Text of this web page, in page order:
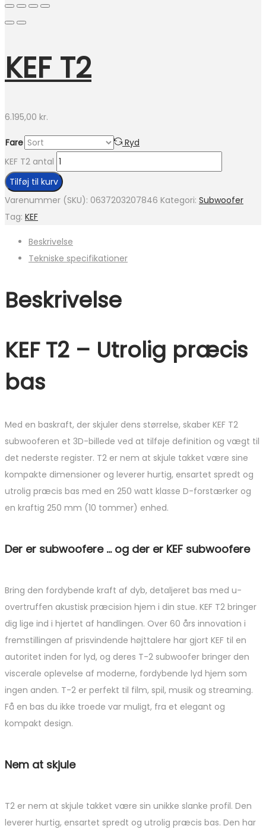
KEF T2
6.195,00 kr.
Fare
Ryd
KEF T2 antal
Tilføj til kurv
Varenummer (SKU): 0637203207846 Kategori: Subwoofer
Tag: KEF
Beskrivelse
Tekniske specifikationer
Beskrivelse
KEF T2 – Utrolig præcis
bas
Med en baskraft, der skjuler dens størrelse, skaber KEF T2
subwooferen et 3D-billede ved at tilføje definition og vægt til
det nederste register. T2 er nem at skjule takket være sine
kompakte dimensioner og leverer hurtig, ensartet spredt og
utrolig præcis bas med en 250 watt klasse D-forstærker og
en kraftig 250 mm (10 tommer) enhed.
Der er subwoofere … og der er KEF subwoofere
Bring den fordybende kraft af dyb, detaljeret bas med u-
overtruffen akustisk præcision hjem i din stue. KEF T2 bringer
dig lige ind i hjertet af handlingen. Over 60 års innovation i
fremstillingen af ​​prisvindende højttalere har gjort KEF til en
autoritet inden for lyd, og deres T-2 subwoofer bringer den
viscerale oplevelse af moderne, fordybende lyd hjem som
ingen anden. T-2 er perfekt til film, spil, musik og streaming.
Få en bas du ikke troede var muligt, fra et elegant og
kompakt design.
Nem at skjule
T2 er nem at skjule takket være sin unikke slanke profil. Den
leverer hurtig, ensartet spredt og utrolig præcis bas. Den har